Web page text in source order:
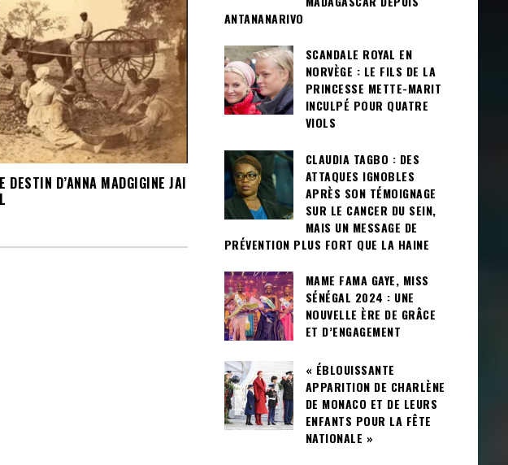
DESTIN D’ANNA MADGIGINE JAI
ANTANANARIVO
SCANDALE ROYAL EN
NORVÈGE : LE FILS DE LA
PRINCESSE METTE-MARIT
INCULPÉ POUR QUATRE
VIOLS
CLAUDIA TAGBO : DES
ATTAQUES IGNOBLES
APRÈS SON TÉMOIGNAGE
SUR LE CANCER DU SEIN,
MAIS UN MESSAGE DE
PRÉVENTION PLUS FORT QUE LA HAINE
MAME FAMA GAYE, MISS
SÉNÉGAL 2024 : UNE
NOUVELLE ÈRE DE GRÂCE
ET D’ENGAGEMENT
« ÉBLOUISSANTE
APPARITION DE CHARLÈNE
DE MONACO ET DE LEURS
ENFANTS POUR LA FÊTE
NATIONALE »